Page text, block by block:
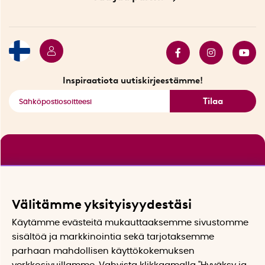
Inspiraatiota uutiskirjeestämme!
Tilaa
Välitämme yksityisyydestäsi
Käytämme evästeitä mukauttaaksemme sivustomme
sisältöä ja markkinointia sekä tarjotaksemme
parhaan mahdollisen käyttökokemuksen